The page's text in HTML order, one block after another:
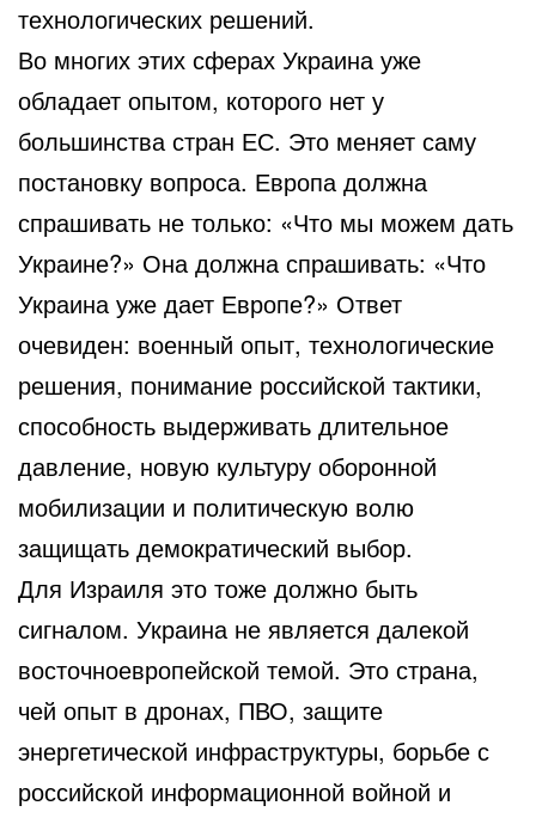
технологических решений.
Во многих этих сферах Украина уже
обладает опытом, которого нет у
большинства стран ЕС. Это меняет саму
постановку вопроса. Европа должна
спрашивать не только: «Что мы можем дать
Украине?» Она должна спрашивать: «Что
Украина уже дает Европе?» Ответ
очевиден: военный опыт, технологические
решения, понимание российской тактики,
способность выдерживать длительное
давление, новую культуру оборонной
мобилизации и политическую волю
защищать демократический выбор.
Для Израиля это тоже должно быть
сигналом. Украина не является далекой
восточноевропейской темой. Это страна,
чей опыт в дронах, ПВО, защите
энергетической инфраструктуры, борьбе с
российской информационной войной и